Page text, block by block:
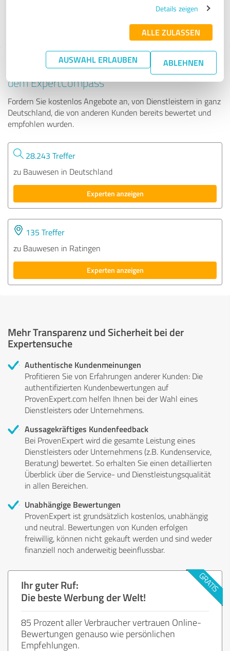
Details zeigen
ALLE ZULASSEN
AUSWAHL ERLAUBEN ABLEHNEN
Tipp: Die passenden Experten finden - mit
dem ExpertCompass
Fordern Sie kostenlos Angebote an, von Dienstleistern in ganz
Deutschland, die von anderen Kunden bereits bewertet und
empfohlen wurden.
28.243 Treffer
zu Bauwesen in Deutschland
Experten anzeigen
135 Treffer
zu Bauwesen in Ratingen
Experten anzeigen
Mehr Transparenz und Sicherheit bei der
Expertensuche
Authentische Kundenmeinungen
Profitieren Sie von Erfahrungen anderer Kunden: Die
authentifizierten Kundenbewertungen auf
ProvenExpert.com helfen Ihnen bei der Wahl eines
Dienstleisters oder Unternehmens.
Aussagekräftiges Kundenfeedback
Bei ProvenExpert wird die gesamte Leistung eines
Dienstleisters oder Unternehmens (z.B. Kundenservice,
Beratung) bewertet. So erhalten Sie einen detaillierten
Überblick über die Service- und Dienstleistungsqualität
in allen Bereichen.
Unabhängige Bewertungen
ProvenExpert ist grundsätzlich kostenlos, unabhängig
und neutral. Bewertungen von Kunden erfolgen
freiwillig, können nicht gekauft werden und sind weder
finanziell noch anderweitig beeinflussbar.
Ihr guter Ruf:
Die beste Werbung der Welt!
85 Prozent aller Verbraucher vertrauen Online-
Bewertungen genauso wie persönlichen
Empfehlungen.